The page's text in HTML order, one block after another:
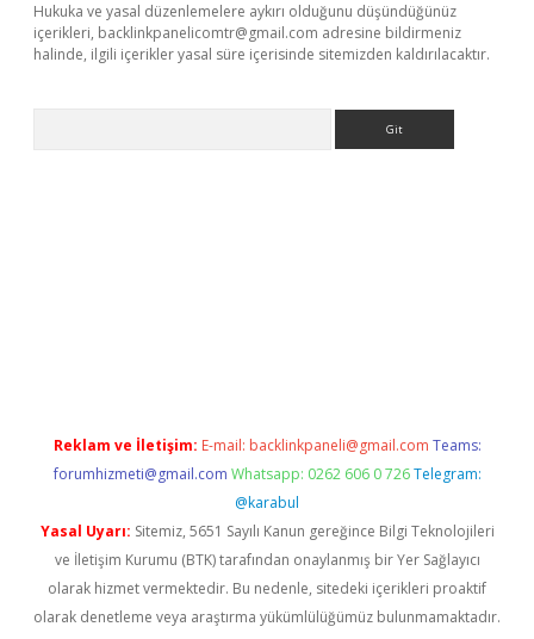
Hukuka ve yasal düzenlemelere aykırı olduğunu düşündüğünüz
içerikleri, backlinkpanelicomtr@gmail.com adresine bildirmeniz
halinde, ilgili içerikler yasal süre içerisinde sitemizden kaldırılacaktır.
Reklam ve İletişim: E-mail: backlinkpaneli@gmail.com Teams:
forumhizmeti@gmail.com Whatsapp: 0262 606 0 726 Telegram:
@karabul
Yasal Uyarı: Sitemiz, 5651 Sayılı Kanun gereğince Bilgi Teknolojileri
ve İletişim Kurumu (BTK) tarafından onaylanmış bir Yer Sağlayıcı
olarak hizmet vermektedir. Bu nedenle, sitedeki içerikleri proaktif
olarak denetleme veya araştırma yükümlülüğümüz bulunmamaktadır.